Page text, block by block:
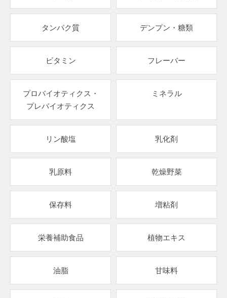
タンパク質 デンプン・糖類
ビタミン フレーバー
プロバイオティクス・
プレバイオティクス
ミネラル
リン酸塩 乳化剤
乳原料 乾燥野菜
保存料 増粘剤
栄養補助食品 植物エキス
油脂 甘味料